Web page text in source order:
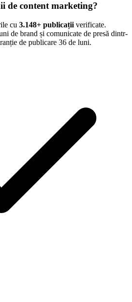
de content marketing?
cu 3.148+ publicații verificate.
de brand și comunicate de presă dintr-
de publicare 36 de luni.